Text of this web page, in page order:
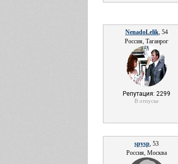
NenadoLelik, 54
Россия, Таганрог
Репутация: 2299
В отпуске
spysp, 53
Россия, Москва